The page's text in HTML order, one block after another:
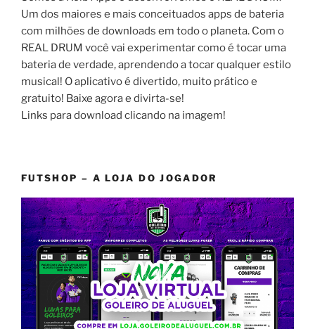
Um dos maiores e mais conceituados apps de bateria
com milhões de downloads em todo o planeta. Com o
REAL DRUM você vai experimentar como é tocar uma
bateria de verdade, aprendendo a tocar qualquer estilo
musical! O aplicativo é divertido, muito prático e
gratuito! Baixe agora e divirta-se!
Links para download clicando na imagem!
FUTSHOP – A LOJA DO JOGADOR